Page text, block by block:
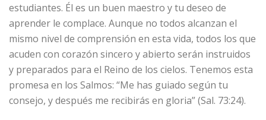
estudiantes. Él es un buen maestro y tu deseo de
aprender le complace. Aunque no todos alcanzan el
mismo nivel de comprensión en esta vida, todos los que
acuden con corazón sincero y abierto serán instruidos
y preparados para el Reino de los cielos. Tenemos esta
promesa en los Salmos: “Me has guiado según tu
consejo, y después me recibirás en gloria” (Sal. 73:24).